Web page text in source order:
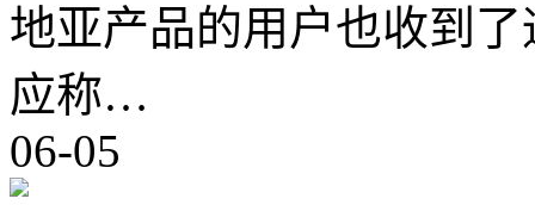
地亚产品的用户也收到
应称…
06-05